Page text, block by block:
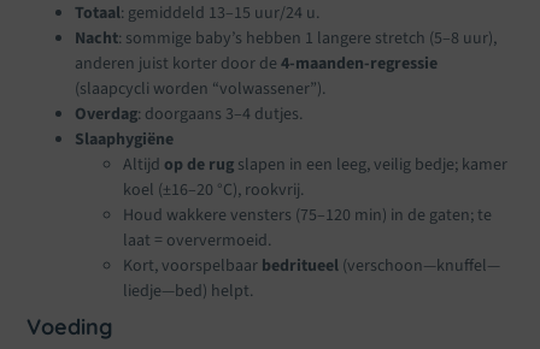
Totaal: gemiddeld 13–15 uur/24 u.
Nacht: sommige baby’s hebben 1 langere stretch (5–8 uur),
anderen juist korter door de4-maanden-regressie
(slaapcycli worden “volwassener”).
Overdag: doorgaans 3–4 dutjes.
Slaaphygiëne
Altijd op de rug slapen in een leeg, veilig bedje; kamer
koel (±16–20 °C), rookvrij.
Houd wakkere vensters (75–120 min) in de gaten; te
laat = oververmoeid.
Kort, voorspelbaar bedritueel (verschoon—knuffel—
liedje—bed) helpt.
Voeding